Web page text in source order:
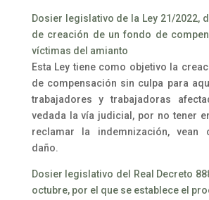
Dosier legislativo de la Ley 21/2022,
de creación de un fondo de
víctimas del amianto
Esta Ley tiene como objetivo la
de compensación sin culpa para
trabajadores y trabajadoras
vedada la vía judicial, por no tener
reclamar la indemnización, vean
daño.
Dosier legislativo del Real Decreto
octubre, por el que se establece el